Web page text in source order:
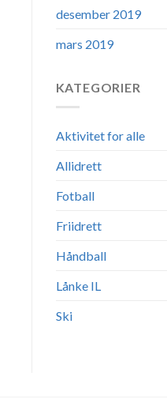
desember 2019
mars 2019
KATEGORIER
Aktivitet for alle
Allidrett
Fotball
Friidrett
Håndball
Lånke IL
Ski